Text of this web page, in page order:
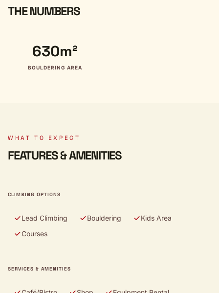
THE NUMBERS
630m²
BOULDERING AREA
WHAT TO EXPECT
FEATURES & AMENITIES
CLIMBING OPTIONS
Lead Climbing Bouldering
Kids Area
Courses
SERVICES & AMENITIES